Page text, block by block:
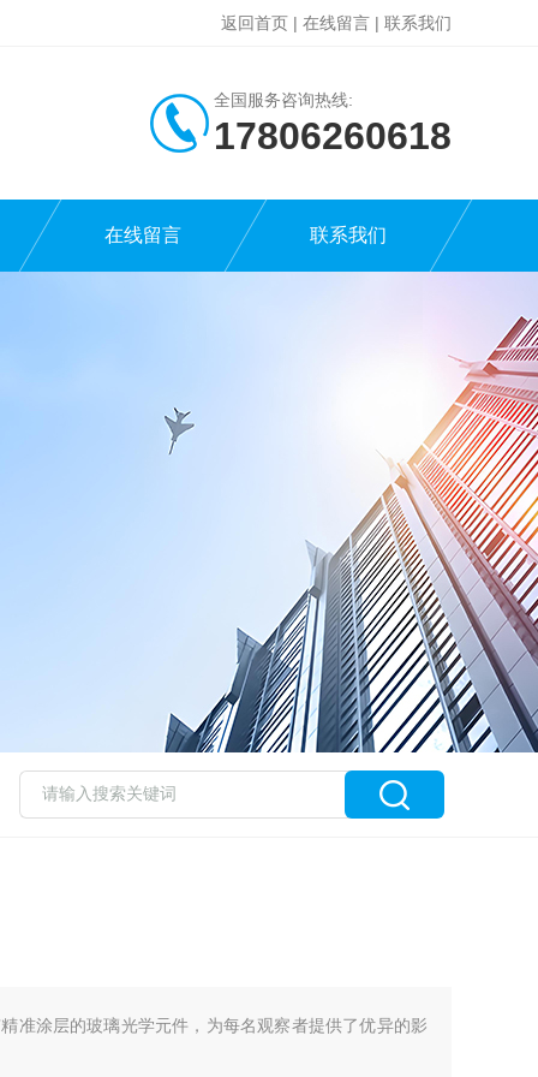
返回首页 | 在线留言 | 联系我们
全国服务咨询热线:
17806260618
在线留言 联系我们
准涂层的玻璃光学元件，为每名观察者提供了优异的影